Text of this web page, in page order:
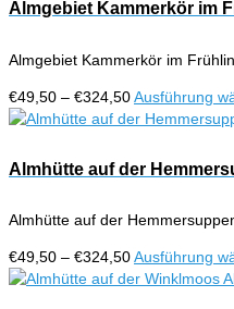
Almgebiet Kammerkör im
Almgebiet Kammerkör im
€49,50 – €324,50Preisspanne:
€49,50
€324,50
Ausführung
Almhütte auf der
Almhütte auf der
€49,50 – €324,50Preisspanne:
€49,50
Ausführung